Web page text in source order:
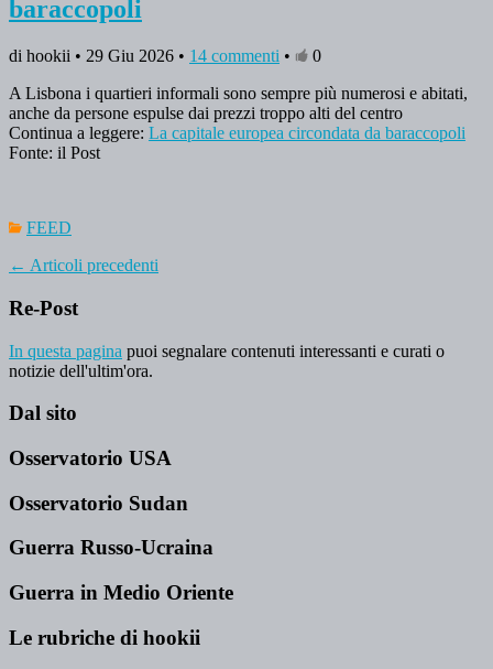
baraccopoli
di hookii • 29 Giu 2026 • 14 commenti •
0
A Lisbona i quartieri informali sono sempre più numerosi e abitati,
anche da persone espulse dai prezzi troppo alti del centro
Continua a leggere: La capitale europea circondata da baraccopoli
Fonte: il Post
FEED
← Articoli precedenti
Re-Post
In questa pagina puoi segnalare contenuti interessanti e curati o
notizie dell'ultim'ora.
Dal sito
Osservatorio USA
Osservatorio Sudan
Guerra Russo-Ucraina
Guerra in Medio Oriente
Le rubriche di hookii